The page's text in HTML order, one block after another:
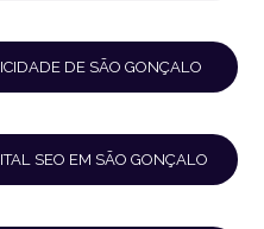
DE SÃO GONÇALO
SEO EM SÃO GONÇALO